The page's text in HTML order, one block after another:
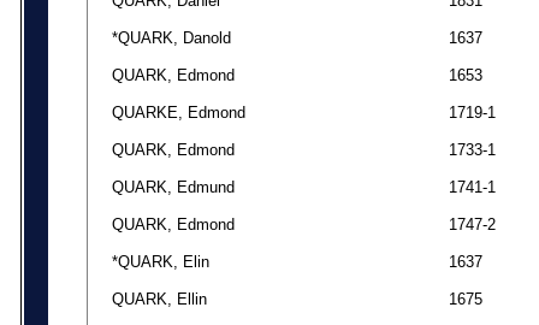
*QUARK, Danold 1637
QUARK, Edmond 1653
QUARKE, Edmond 1719-1
QUARK, Edmond 1733-1
QUARK, Edmund 1741-1
QUARK, Edmond 1747-2
*QUARK, Elin 1637
QUARK, Ellin 1675